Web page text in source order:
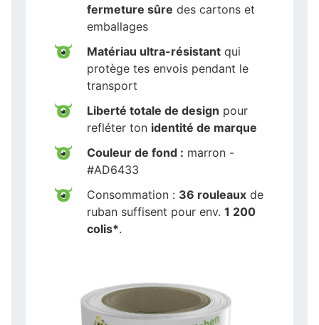
fermeture sûre des cartons et
emballages
Matériau ultra-résistant qui
protège tes envois pendant le
transport
Liberté totale de design pour
refléter ton identité de marque
Couleur de fond : marron -
#AD6433
Consommation : 36 rouleaux de
ruban suffisent pour env. 1 200
colis*.